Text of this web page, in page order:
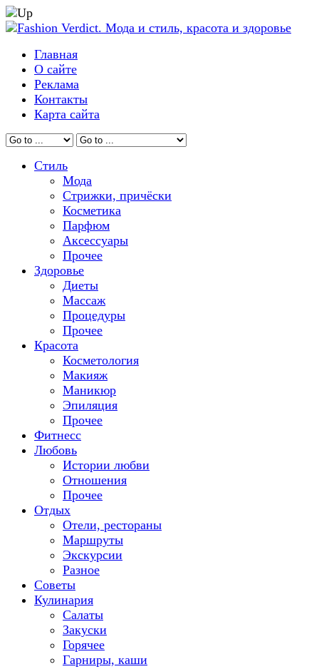
Главная
О сайте
Реклама
Контакты
Карта сайта
Стиль
Мода
Стрижки, причёски
Косметика
Парфюм
Аксессуары
Прочее
Здоровье
Диеты
Массаж
Процедуры
Прочее
Красота
Косметология
Макияж
Маникюр
Эпиляция
Прочее
Фитнесс
Любовь
Истории любви
Отношения
Прочее
Отдых
Отели, рестораны
Маршруты
Экскурсии
Разное
Советы
Кулинария
Салаты
Закуски
Горячее
Гарниры, каши